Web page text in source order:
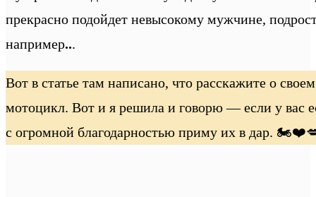
прекрасно подойдет невысокому мужчине,
например...
Вот в статье там написано, что расскажите о
мотоцикл. Вот и я решила и говорю — если у вас
с огромной благодарностью приму их в дар.